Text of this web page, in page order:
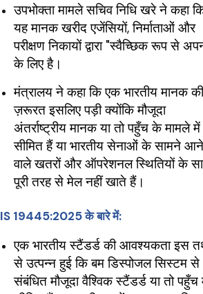
उपभोक्ता मामले सचिव निधि खरे ने कहा
यह मानक खरीद एजेंसियों, निर्माताओं और
परीक्षण निकायों द्वारा "स्वैच्छिक रूप से
के लिए है।
मंत्रालय ने कहा कि एक भारतीय मानक की
ज़रूरत इसलिए पड़ी क्योंकि मौजूदा
अंतर्राष्ट्रीय मानक या तो पहुँच के मामले में
सीमित हैं या भारतीय सेनाओं के सामने आने
वाले खतरों और ऑपरेशनल स्थितियों के
पूरी तरह से मेल नहीं खाते हैं।
IS 19445:2025 के बारे में:
एक भारतीय स्टैंडर्ड की आवश्यकता इस
से उत्पन्न हुई कि बम डिस्पोजल सिस्टम से
संबंधित मौजूदा वैश्विक स्टैंडर्ड या तो पहुँच